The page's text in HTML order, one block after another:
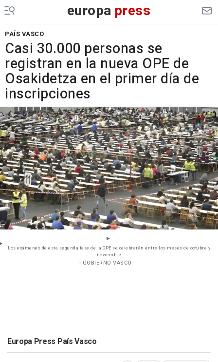
europa press
PAÍS VASCO
Casi 30.000 personas se
registran en la nueva OPE de
Osakidetza en el primer día de
inscripciones
Los exámenes de esta segunda fase de la OPE se celebrarán entre los meses de octubre y
noviembre
- GOBIERNO VASCO
Europa Press País Vasco